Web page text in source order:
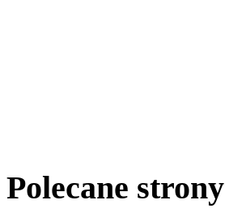
Polecane strony